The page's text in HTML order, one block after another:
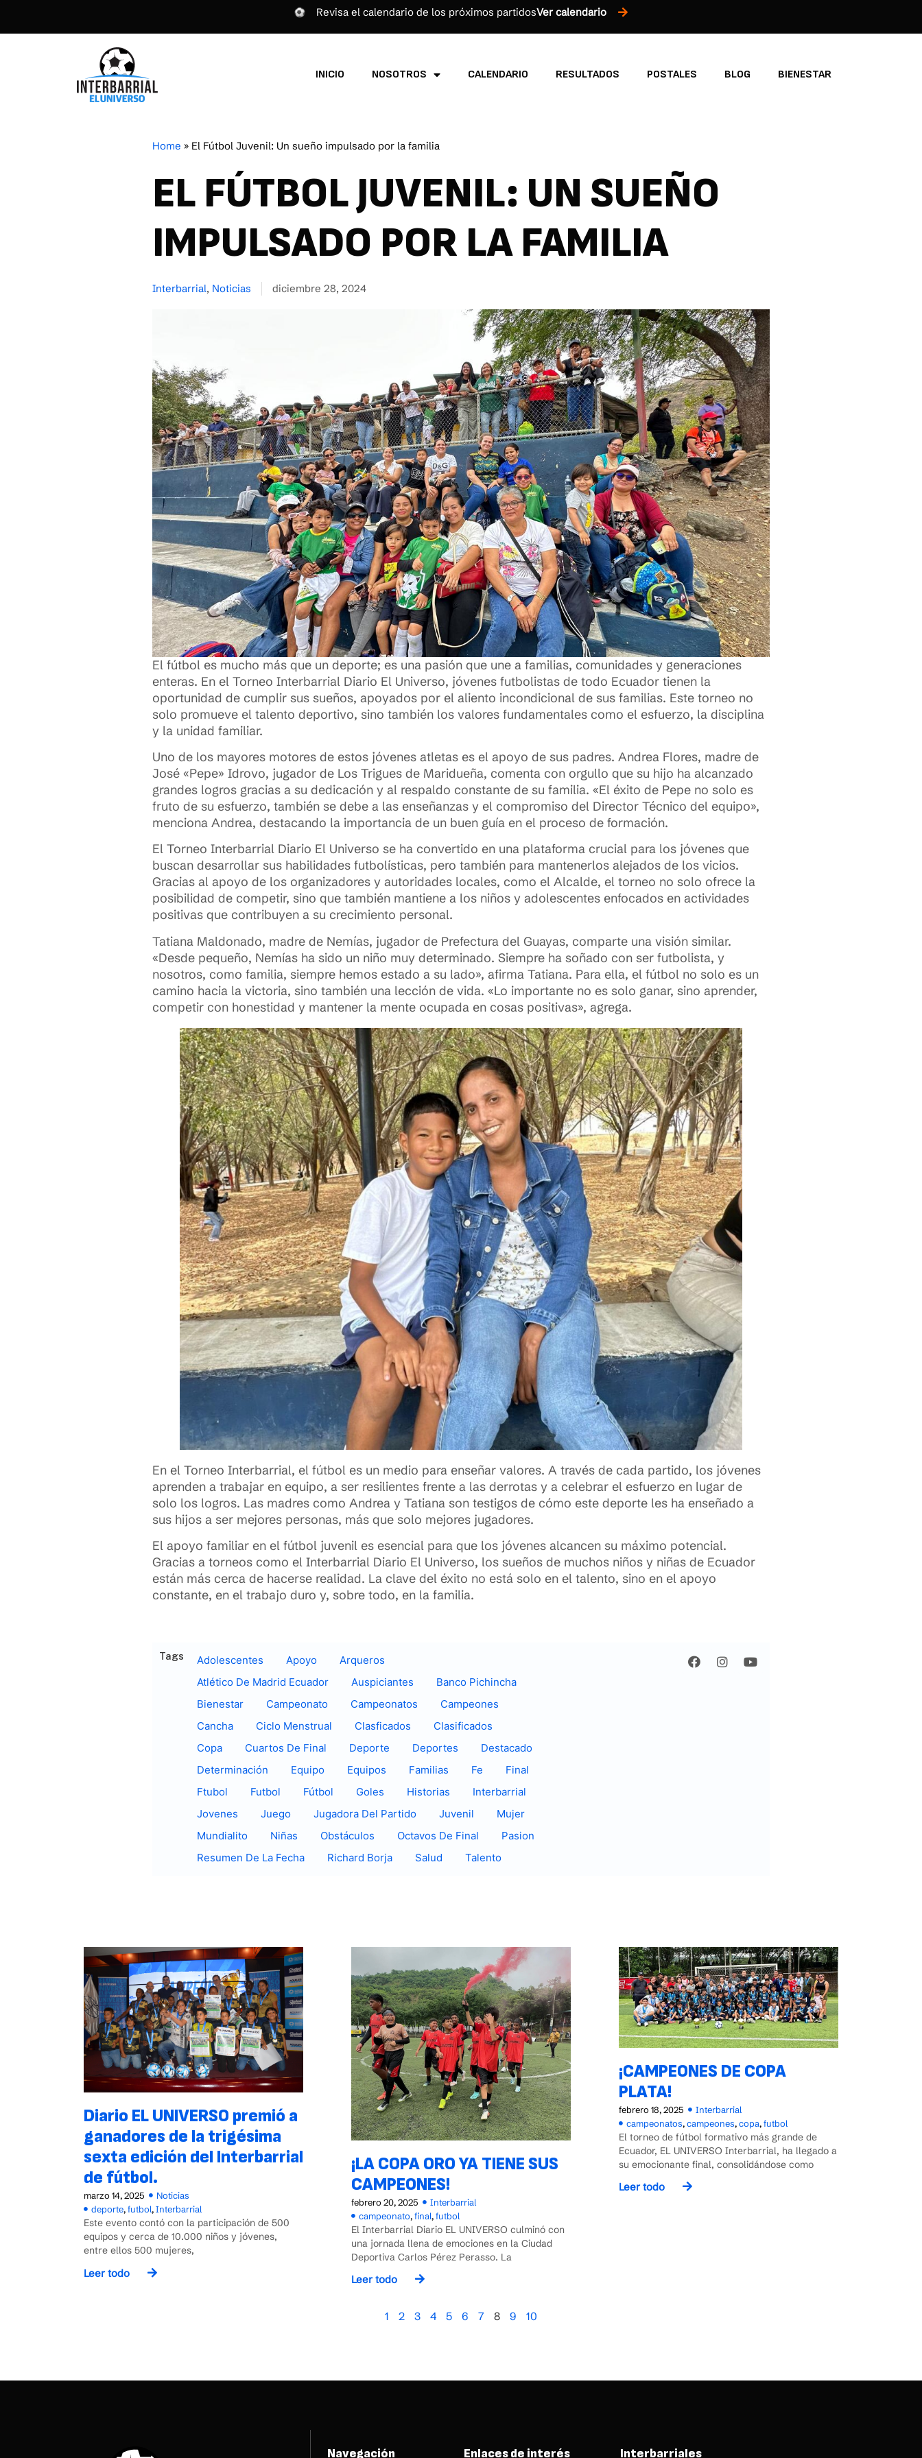
Revisa el calendario de los próximos partidosVer calendario
INICIO NOSOTROS CALENDARIO RESULTADOS POSTALES BLOG BIENESTAR
Home » El Fútbol Juvenil: Un sueño impulsado por la familia
EL FÚTBOL JUVENIL: UN SUEÑO
IMPULSADO POR LA FAMILIA
Interbarrial, Noticias diciembre 28, 2024
El fútbol es mucho más que un deporte; es una pasión que une a familias, comunidades y generaciones
enteras. En el Torneo Interbarrial Diario El Universo, jóvenes futbolistas de todo Ecuador tienen la
oportunidad de cumplir sus sueños, apoyados por el aliento incondicional de sus familias. Este torneo no
solo promueve el talento deportivo, sino también los valores fundamentales como el esfuerzo, la disciplina
y la unidad familiar.
Uno de los mayores motores de estos jóvenes atletas es el apoyo de sus padres. Andrea Flores, madre de
José «Pepe» Idrovo, jugador de Los Trigues de Maridueña, comenta con orgullo que su hijo ha alcanzado
grandes logros gracias a su dedicación y al respaldo constante de su familia. «El éxito de Pepe no solo es
fruto de su esfuerzo, también se debe a las enseñanzas y el compromiso del Director Técnico del equipo»,
menciona Andrea, destacando la importancia de un buen guía en el proceso de formación.
El Torneo Interbarrial Diario El Universo se ha convertido en una plataforma crucial para los jóvenes que
buscan desarrollar sus habilidades futbolísticas, pero también para mantenerlos alejados de los vicios.
Gracias al apoyo de los organizadores y autoridades locales, como el Alcalde, el torneo no solo ofrece la
posibilidad de competir, sino que también mantiene a los niños y adolescentes enfocados en actividades
positivas que contribuyen a su crecimiento personal.
Tatiana Maldonado, madre de Nemías, jugador de Prefectura del Guayas, comparte una visión similar.
«Desde pequeño, Nemías ha sido un niño muy determinado. Siempre ha soñado con ser futbolista, y
nosotros, como familia, siempre hemos estado a su lado», afirma Tatiana. Para ella, el fútbol no solo es un
camino hacia la victoria, sino también una lección de vida. «Lo importante no es solo ganar, sino aprender,
competir con honestidad y mantener la mente ocupada en cosas positivas», agrega.
En el Torneo Interbarrial, el fútbol es un medio para enseñar valores. A través de cada partido, los jóvenes
aprenden a trabajar en equipo, a ser resilientes frente a las derrotas y a celebrar el esfuerzo en lugar de
solo los logros. Las madres como Andrea y Tatiana son testigos de cómo este deporte les ha enseñado a
sus hijos a ser mejores personas, más que solo mejores jugadores.
El apoyo familiar en el fútbol juvenil es esencial para que los jóvenes alcancen su máximo potencial.
Gracias a torneos como el Interbarrial Diario El Universo, los sueños de muchos niños y niñas de Ecuador
están más cerca de hacerse realidad. La clave del éxito no está solo en el talento, sino en el apoyo
constante, en el trabajo duro y, sobre todo, en la familia.
Tags Adolescentes Apoyo
Arqueros
Atlético De Madrid Ecuador
Auspiciantes
Banco Pichincha
Bienestar
Campeonato Campeonatos
Campeones
Cancha
Ciclo Menstrual Clasficados
Clasificados
Copa
Cuartos De Final Deporte Deportes
Destacado
Determinación
Equipo Equipos Familias Fe
Final
Ftubol
Futbol Fútbol Goles Historias
Interbarrial
Jovenes
Juego Jugadora Del Partido Juvenil
Mujer
Mundialito
Niñas Obstáculos Octavos De Final
Pasion
Resumen De La Fecha
Richard Borja Salud Talento
Diario EL UNIVERSO premió a
ganadores de la trigésima
sexta edición del Interbarrial
de fútbol.
marzo 14, 2025
Noticias
deporte,futbol,Interbarrial
Este evento contó con la participación de 500
equipos y cerca de 10.000 niños y jóvenes,
entre ellos 500 mujeres,
Leer todo
¡LA COPA ORO YA TIENE SUS
CAMPEONES!
febrero 20, 2025
Interbarrial
campeonato,final,futbol
El Interbarrial Diario EL UNIVERSO culminó con
una jornada llena de emociones en la Ciudad
Deportiva Carlos Pérez Perasso. La
Leer todo
¡CAMPEONES DE COPA
PLATA!
febrero 18, 2025
Interbarrial
campeonatos,campeones,copa,futbol
El torneo de fútbol formativo más grande de
Ecuador, EL UNIVERSO Interbarrial, ha llegado a
su emocionante final, consolidándose como
Leer todo
1 2 3 4 5 6 7 8 9 10
Navegación Enlaces de interés Interbarriales